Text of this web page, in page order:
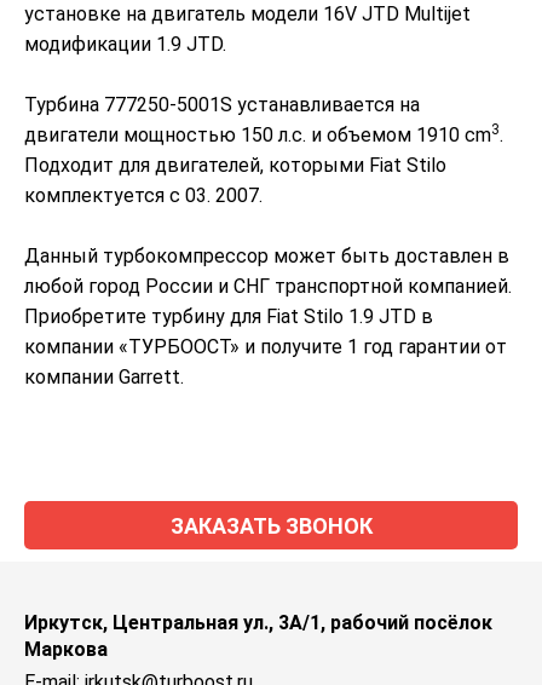
установке на двигатель модели 16V JTD Multijet
модификации 1.9 JTD.
Турбина 777250-5001S устанавливается на
двигатели мощностью 150 л.с. и объемом 1910 cm3.
Подходит для двигателей, которыми Fiat Stilo
комплектуется с 03. 2007.
Данный турбокомпрессор может быть доставлен в
любой город России и СНГ транспортной компанией.
Приобретите турбину для Fiat Stilo 1.9 JTD в
компании «ТУРБООСТ» и получите 1 год гарантии от
компании Garrett.
ЗАКАЗАТЬ ЗВОНОК
Иркутск, Центральная ул., 3А/1, рабочий посёлок
Маркова